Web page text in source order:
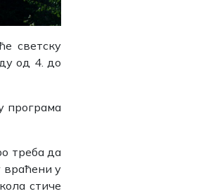
светску
од 4. до
програма
треба да
враћени у
стиче